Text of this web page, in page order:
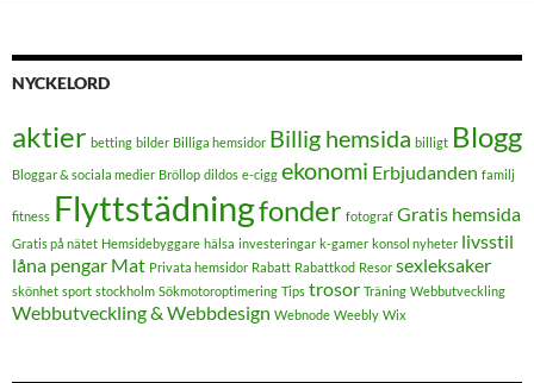
NYCKELORD
aktier betting bilder Billiga hemsidor Billig hemsida billigt Blogg
Bloggar & sociala medier Bröllop dildos e-cigg ekonomi Erbjudanden familj
fitness Flyttstädningfonder fotograf Gratis hemsida
Gratis på nätet Hemsidebyggare hälsa investeringar k-gamer konsol nyheter livsstil
låna pengar Mat Privata hemsidor Rabatt Rabattkod Resor sexleksaker
skönhet sport stockholm Sökmotoroptimering Tips trosor Träning Webbutveckling
Webbutveckling & Webbdesign Webnode Weebly Wix